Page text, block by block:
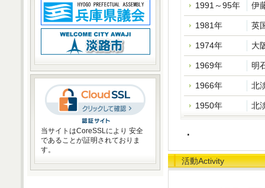
1991～95年 伊
1981年 英
1974年 大
1969年 明
1966年 北
1950年 北
.
活動Activity
当サイトはCoreSSLにより 安全
であることが証明されておりま
す。